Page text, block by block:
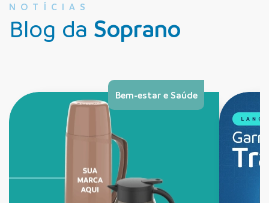
NOTÍCIAS
Blog da Soprano
Bem-estar e Saúde